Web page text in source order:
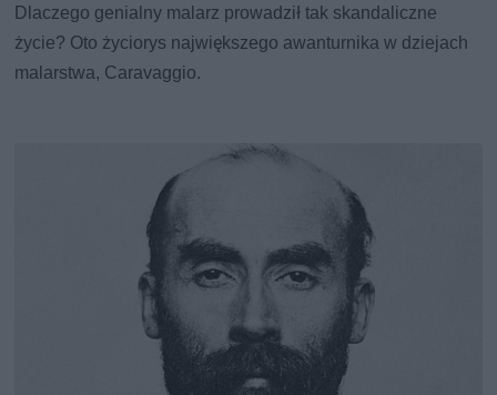
Dlaczego genialny malarz prowadził tak skandaliczne
życie? Oto życiorys największego awanturnika w dziejach
malarstwa, Caravaggio.